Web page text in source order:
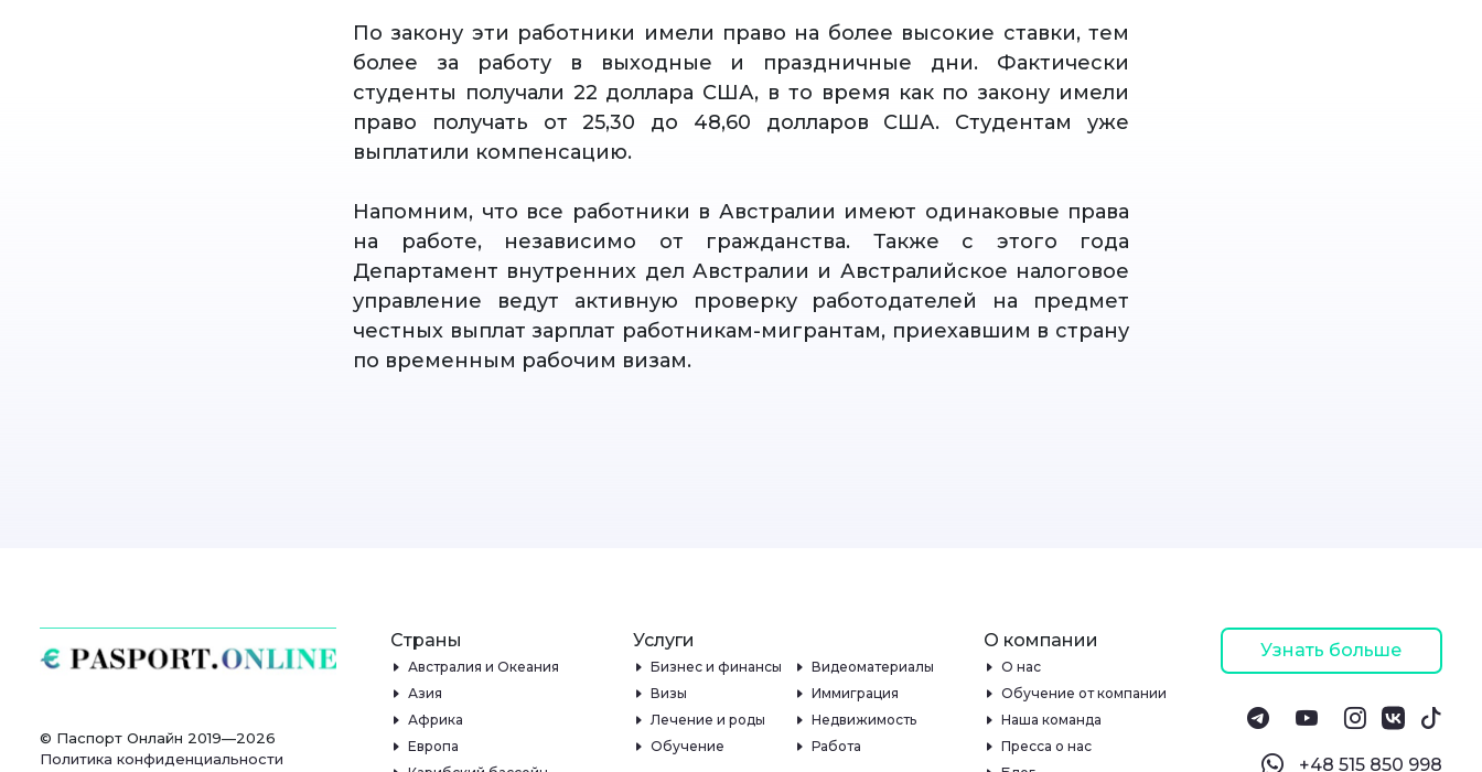
По закону эти работники имели право на более высокие ставки, тем
более за работу в выходные и праздничные дни. Фактически
студенты получали 22 доллара США, в то время как по закону имели
право получать от 25,30 до 48,60 долларов США. Студентам уже
выплатили компенсацию.
Напомним, что все работники в Австралии имеют одинаковые права
на работе, независимо от гражданства. Также с этого года
Департамент внутренних дел Австралии и Австралийское налоговое
управление ведут активную проверку работодателей на предмет
честных выплат зарплат работникам-мигрантам, приехавшим в страну
по временным рабочим визам.
© Паспорт Онлайн 2019—2026
Политика конфиденциальности
Страны
Австралия и Океания
Азия
Африка
Европа
Услуги
Бизнес и финансы
Видеоматериалы
Визы
Иммиграция
Лечение и роды
Недвижимость
Обучение
Работа
О компании
О нас
Обучение от компании
Наша команда
Пресса о нас
Узнать больше
‪+48 515 850 998‬